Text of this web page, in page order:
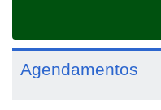
Agendamentos